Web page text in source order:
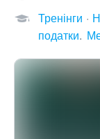
Тренінги
податки